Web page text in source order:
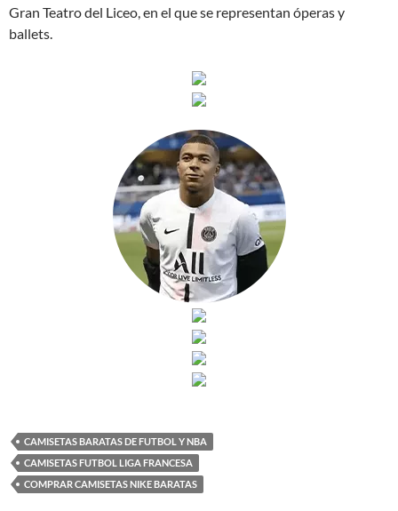
Gran Teatro del Liceo, en el que se representan óperas y
ballets.
CAMISETAS BARATAS DE FUTBOL Y NBA
CAMISETAS FUTBOL LIGA FRANCESA
COMPRAR CAMISETAS NIKE BARATAS